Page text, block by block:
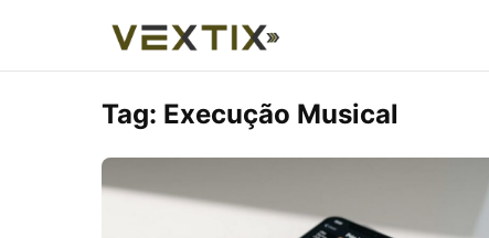
Tag: Execução Musical